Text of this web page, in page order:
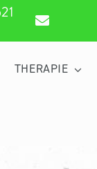
THERAPIE